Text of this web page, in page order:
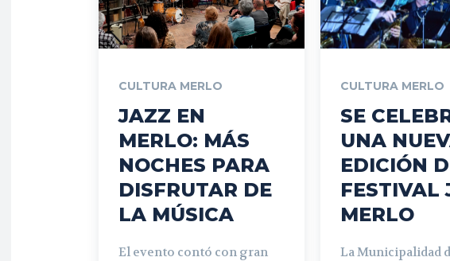
CULTURA MERLO
JAZZ EN
MERLO: MÁS
NOCHES PARA
DISFRUTAR DE
LA MÚSICA
El evento contó con gran
CULTURA MERLO
SE
UNA
EDICIÓN
FESTIVAL
MERLO
La Municipalidad